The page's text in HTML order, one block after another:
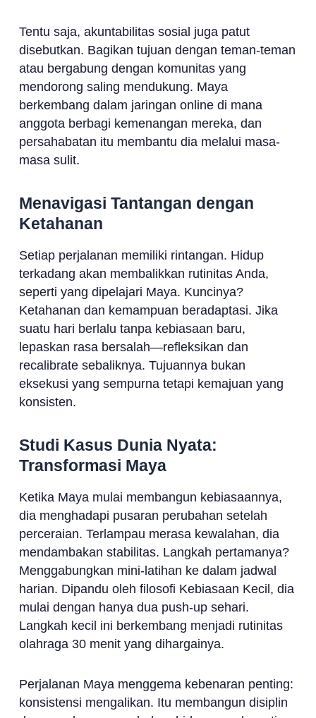
Tentu saja, akuntabilitas sosial juga patut
disebutkan. Bagikan tujuan dengan teman-teman
atau bergabung dengan komunitas yang
mendorong saling mendukung. Maya
berkembang dalam jaringan online di mana
anggota berbagi kemenangan mereka, dan
persahabatan itu membantu dia melalui masa-
masa sulit.
Menavigasi Tantangan dengan
Ketahanan
Setiap perjalanan memiliki rintangan. Hidup
terkadang akan membalikkan rutinitas Anda,
seperti yang dipelajari Maya. Kuncinya?
Ketahanan dan kemampuan beradaptasi. Jika
suatu hari berlalu tanpa kebiasaan baru,
lepaskan rasa bersalah—refleksikan dan
recalibrate sebaliknya. Tujuannya bukan
eksekusi yang sempurna tetapi kemajuan yang
konsisten.
Studi Kasus Dunia Nyata:
Transformasi Maya
Ketika Maya mulai membangun kebiasaannya,
dia menghadapi pusaran perubahan setelah
perceraian. Terlampau merasa kewalahan, dia
mendambakan stabilitas. Langkah pertamanya?
Menggabungkan mini-latihan ke dalam jadwal
harian. Dipandu oleh filosofi Kebiasaan Kecil, dia
mulai dengan hanya dua push-up sehari.
Langkah kecil ini berkembang menjadi rutinitas
olahraga 30 menit yang dihargainya.
Perjalanan Maya menggema kebenaran penting:
konsistensi mengalikan. Itu membangun disiplin